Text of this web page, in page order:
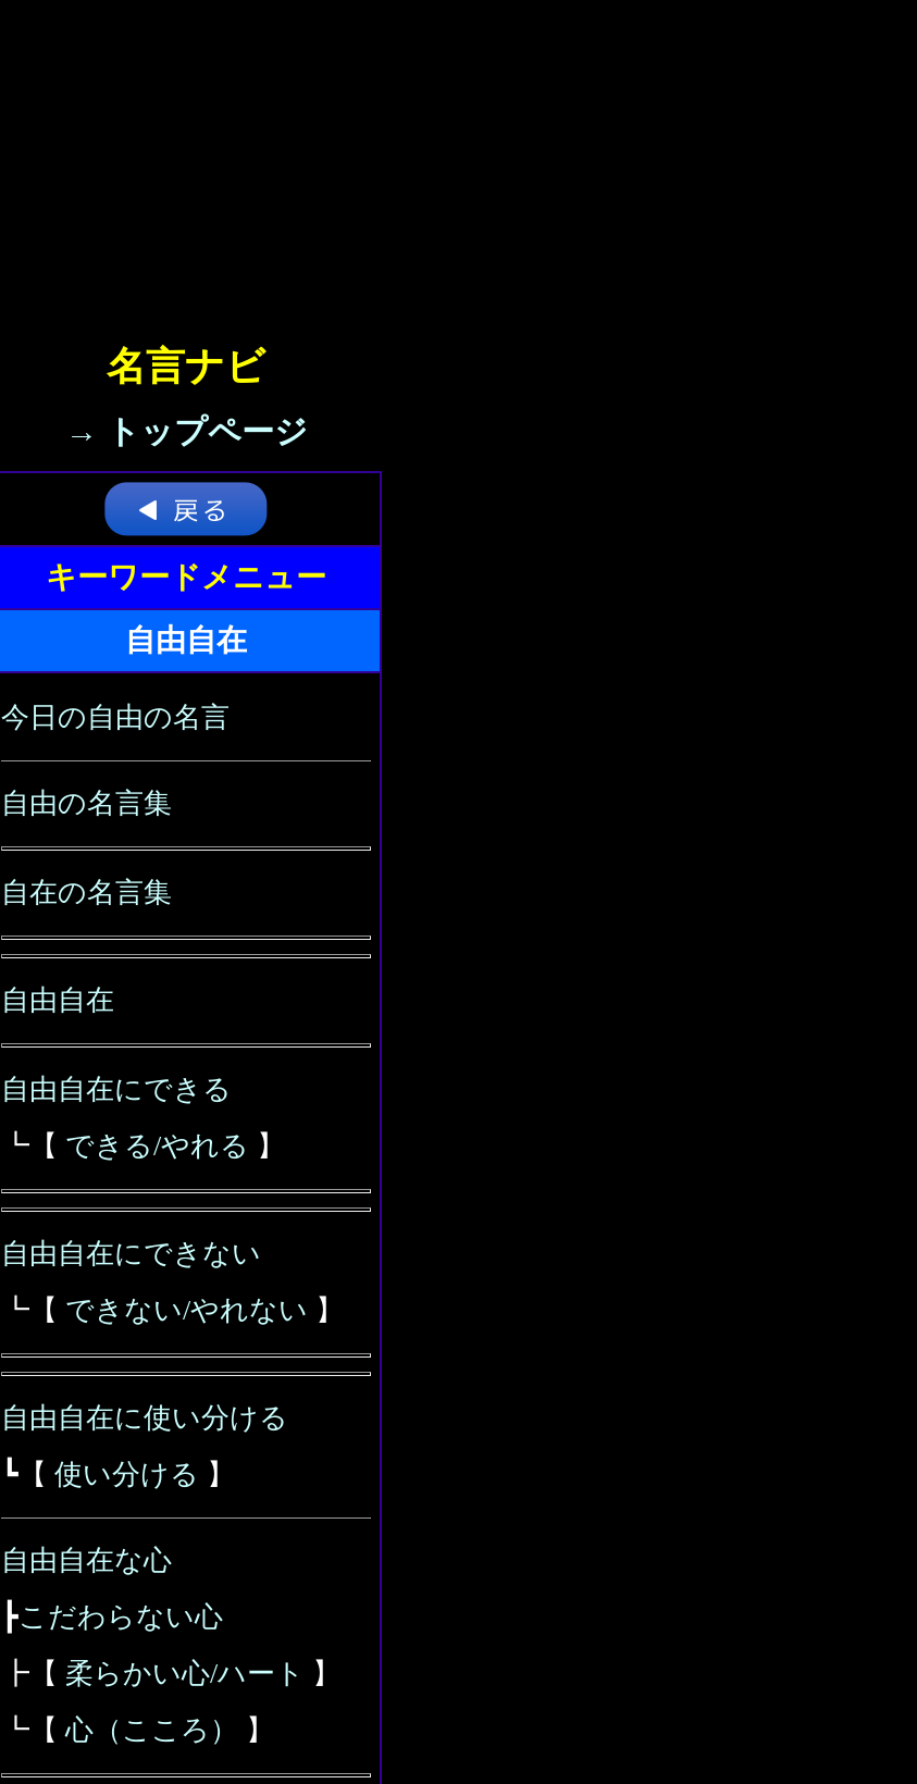
名言ナビ
→ トップページ
キーワードメニュー
自由自在
今日の自由の名言
自由の名言集
自在の名言集
自由自在
自由自在にできる
┗【 できる/やれる 】
自由自在にできない
┗【 できない/やれない 】
自由自在に使い分ける
┗【 使い分ける 】
自由自在な心
┣こだわらない心
┣【 柔らかい心/ハート
】
┗【心（こころ） 】